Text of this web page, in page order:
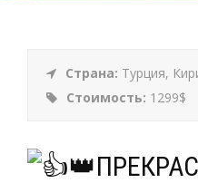
Страна: Турция,
Стоимость: 1299$